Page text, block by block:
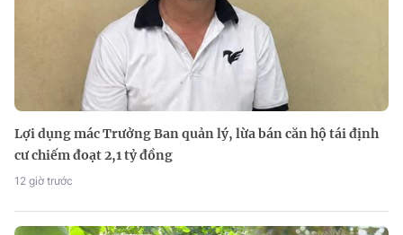
Lợi dụng mác Trưởng Ban quản lý, lừa bán căn hộ tái định
cư chiếm đoạt 2,1 tỷ đồng
12 giờ trước